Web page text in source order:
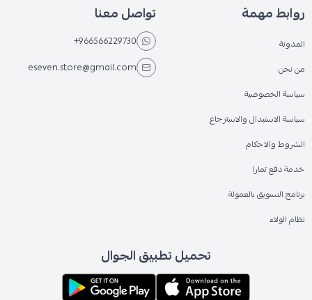
روابط مهمة
المدونة
من نحن
سياسة الخصوصية
سياسة الاستبدال والاسترجاع
الشروط والاحكام
خدمة دفع تمارا
برنامج التسويق بالعمولة
نظام الولاء
تواصل معنا
+966566229730
eseven.store@gmail.com
تحميل تطبيق الجوال